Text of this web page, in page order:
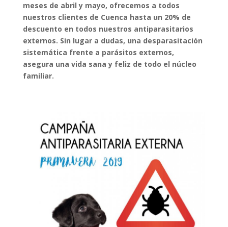
meses de abril y mayo, ofrecemos a todos
nuestros clientes de Cuenca hasta un 20% de
descuento en todos nuestros antiparasitarios
externos. Sin lugar a dudas, una desparasitación
sistemática frente a parásitos externos,
asegura una vida sana y feliz de todo el núcleo
familiar.